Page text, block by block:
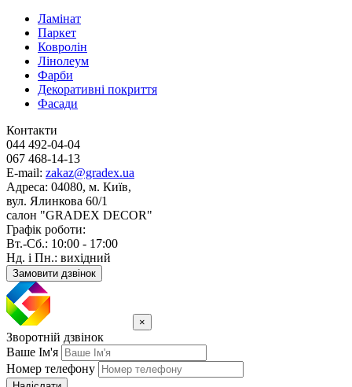
Ламінат
Паркет
Ковролін
Лінолеум
Фарби
Декоративні покриття
Фасади
Контакти
044 492-04-04
067 468-14-13
E-mail: zakaz@gradex.ua
Адреса: 04080, м. Київ,
вул. Ялинкова 60/1
салон "GRADEX DECOR"
Графік роботи:
Вт.-Сб.: 10:00 - 17:00
Нд. і Пн.: вихідний
Замовити дзвінок
×
Зворотній дзвінок
Ваше Ім'я
Номер телефону